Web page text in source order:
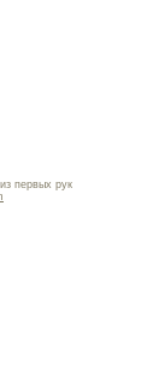
первых рук